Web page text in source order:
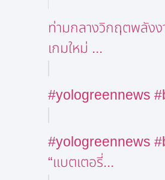
ท่ามกลางวิกฤตพลังง
เกมใหม่ ...
#yologreennews
#yologreennews
“แบตเตอรี่...